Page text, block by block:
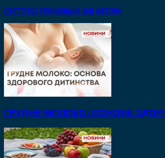
СТАТТІ ПО ТЕМІ БІЛЬШЕ ВІД АВТОРА
ГРУДНЕ МОЛОКО: ОСНОВА